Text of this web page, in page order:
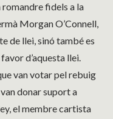
romandre fidels a la
Morgan O’Connell,
de llei, sinó també es
d’aquesta llei.
van votar pel rebuig
donar suport a
el membre cartista